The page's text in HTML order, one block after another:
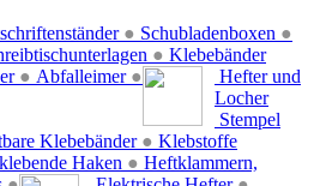
● Schubladenboxen ●
●
● Abfalleimer ●
Klebebänder
Klebebänder ●
Haken ●
Hefter und
Locher
Stempel
Klebstoffe
Heftklammern,